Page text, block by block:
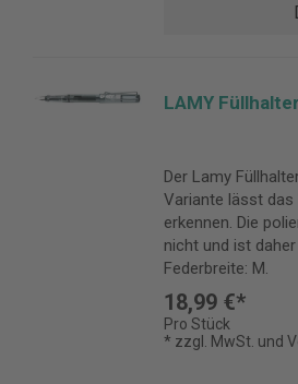
LAMY
Der Lamy
Variante lässt das
erkennen. Die
nicht und ist
Federbreite: M.
18,99 €*
Pro Stück
* zzgl. MwSt. und